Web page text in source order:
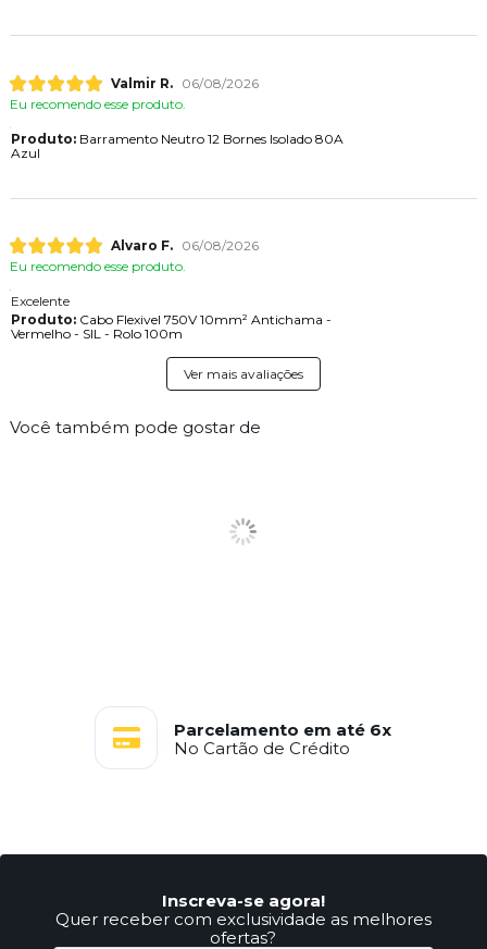
Valmir R.
06/08/2026
Eu recomendo esse produto.
Produto:Barramento Neutro 12 Bornes Isolado 80A
Azul
Alvaro F.
06/08/2026
Eu recomendo esse produto.
Excelente
Produto:Cabo Flexivel 750V 10mm² Antichama -
Vermelho - SIL - Rolo 100m
Ver mais avaliações
Você também pode gostar de
Parcelamento em até 6x
No Cartão de Crédito
Inscreva-se agora!
Quer receber com exclusividade as melhores
ofertas?